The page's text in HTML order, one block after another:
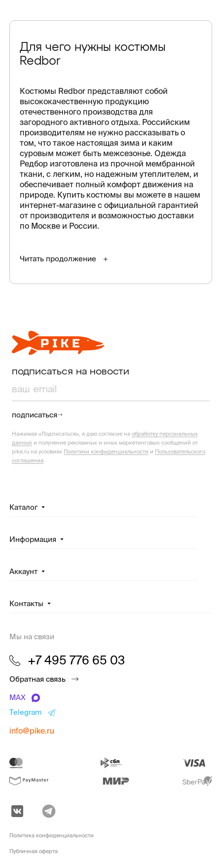
Для чего нужны костюмы
Redbor
Костюмы Redbor представляют собой
высококачественную продукцию
отечественного производства для
загородного активного отдыха. Российским
производителям не нужно рассказывать о
том, что такое настоящая зима и каким
суровым может быть межсезонье. Одежда
Редбор изготовлена из прочной мембранной
ткани, с легким, но надежным утеплителем, и
обеспечивает полный комфорт движения на
природе. Купить костюмы вы можете в нашем
интернет-магазине с официальной гарантией
от производителя и возможностью доставки
по Москве и России.
Читать продолжение
подписаться на новости
подписаться
Нажимая «Подписаться», я даю согласие на обработку персональных
данных и получение рекламных и иных маркетинговых сообщений от
pike.ru на условиях Политики конфиденциальности и Пользовательского
соглашения
Каталог
Информация
Аккаунт
Контакты
Мы на связи
+7 495 776 65 03
Обратная связь
MAX
Telegram
info@pike.ru
Политика конфиденциальности
Публичная оферта